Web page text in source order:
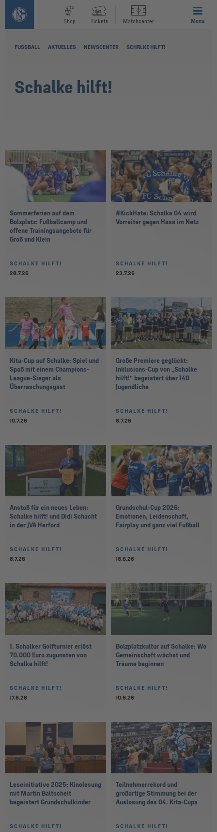
Shop Tickets Matchcenter Menu
FUSSBALL AKTUELLES NEWSCENTER SCHALKE HILFT!
Schalke hilft!
Sommerferien auf dem
Bolzplatz: Fußballcamp und
offene Trainingsangebote für
Groß und Klein
SCHALKE HILFT!
28.7.26
#KickHate: Schalke 04 wird
Vorreiter gegen Hass im Netz
SCHALKE HILFT!
23.7.26
Kita-Cup auf Schalke: Spiel und
Spaß mit einem Champions-
League-Sieger als
Überraschungsgast
SCHALKE HILFT!
10.7.26
Große Premiere geglückt:
Inklusions-Cup von „Schalke
hilft!“ begeistert über 140
Jugendliche
SCHALKE HILFT!
8.7.26
Anstoß für ein neues Leben:
Schalke hilft! und Didi Schacht
in der JVA Herford
SCHALKE HILFT!
8.7.26
Grundschul-Cup 2026:
Emotionen, Leidenschaft,
Fairplay und ganz viel Fußball
SCHALKE HILFT!
18.6.26
1. Schalker Golfturnier erlöst
70.000 Euro zugunsten von
Schalke hilft!
SCHALKE HILFT!
17.6.26
Bolzplatzkultur auf Schalke: Wo
Gemeinschaft wächst und
Träume beginnen
SCHALKE HILFT!
10.6.26
Leseinitiative 2025: Kinolesung
mit Martin Baltscheit
begeistert Grundschulkinder
SCHALKE HILFT!
Teilnehmerrekord und
großartige Stimmung bei der
Auslosung des 04. Kita-Cups
SCHALKE HILFT!